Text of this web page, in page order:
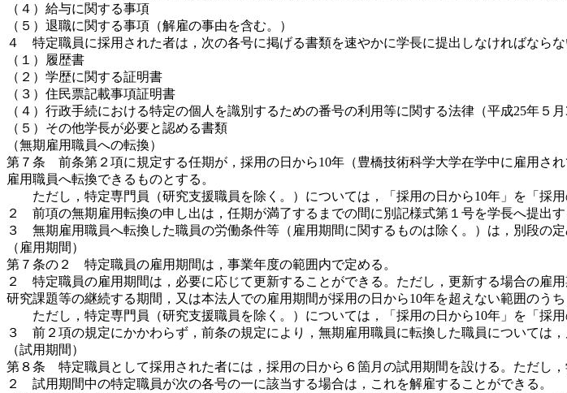
（４）給与に関する事項
（５）退職に関する事項（解雇の事由を含む。）
４ 特定職員に採用された者は，次の各号に掲げる書類を速やかに学長に提出しなければならな
（１）履歴書
（２）学歴に関する証明書
（３）住民票記載事項証明書
（４）行政手続における特定の個人を識別するための番号の利用等に関する法律（平成25年
（５）その他学長が必要と認める書類
（無期雇用職員への転換）
第７条 前条第２項に規定する任期が，採用の日から10年（豊橋技術科学大学在学中に雇用さ
雇用職員へ転換できるものとする。
ただし，特定専門員（研究支援職員を除く。）については，「採用の日から10年」を「採用
２ 前項の無期雇用転換の申し出は，任期が満了するまでの間に別記様式第１号を学長へ提出す
３ 無期雇用職員へ転換した職員の労働条件等（雇用期間に関するものは除く。）は，別段の
（雇用期間）
第７条の２ 特定職員の雇用期間は，事業年度の範囲内で定める。
２ 特定職員の雇用期間は，必要に応じて更新することができる。ただし，更新する場合の雇
研究課題等の継続する期間，又は本法人での雇用期間が採用の日から10年を超えない範囲のうち
ただし，特定専門員（研究支援職員を除く。）については，「採用の日から10年」を「採用
３ 前２項の規定にかかわらず，前条の規定により，無期雇用職員に転換した職員については，
（試用期間）
第８条 特定職員として採用された者には，採用の日から６箇月の試用期間を設ける。ただし
２ 試用期間中の特定職員が次の各号の一に該当する場合は，これを解雇することができる。